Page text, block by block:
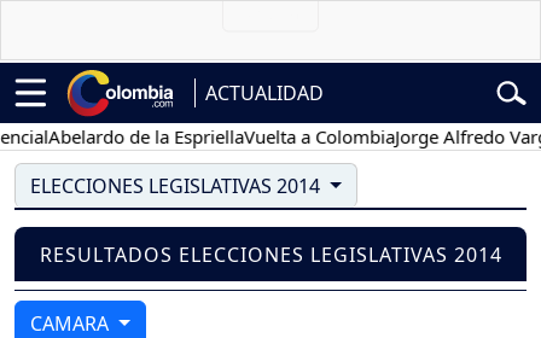
ACTUALIDAD
Abelardo de la EspriellaVuelta a ColombiaJorge Alfredo
ELECCIONES LEGISLATIVAS 2014
RESULTADOS ELECCIONES LEGISLATIVAS 2014
CAMARA